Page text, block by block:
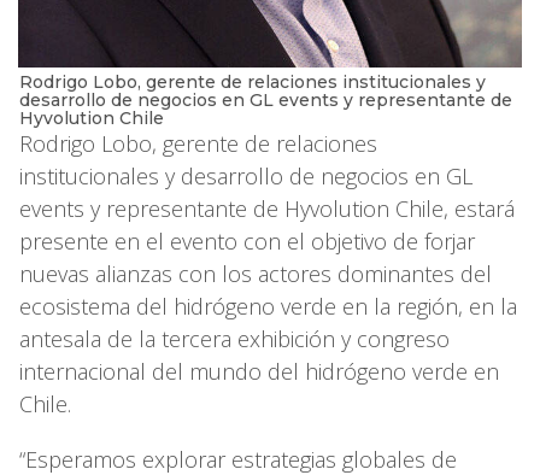
Rodrigo Lobo, gerente de relaciones institucionales y
desarrollo de negocios en GL events y representante de
Hyvolution Chile
Rodrigo Lobo, gerente de relaciones
institucionales y desarrollo de negocios en GL
events y representante de Hyvolution Chile, estará
presente en el evento con el objetivo de forjar
nuevas alianzas con los actores dominantes del
ecosistema del hidrógeno verde en la región, en la
antesala de la tercera exhibición y congreso
internacional del mundo del hidrógeno verde en
Chile.
“Esperamos explorar estrategias globales de